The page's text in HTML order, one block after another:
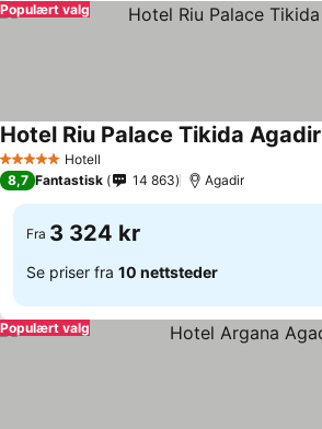
Populært valg
5 Stjerner Hotell
Hotel Riu Palace Tikida Agadir
8,7 Fantastisk 14 863 Agadir
Fra 3 324 kr
Se priser fra 10 nettsteder
Populært valg